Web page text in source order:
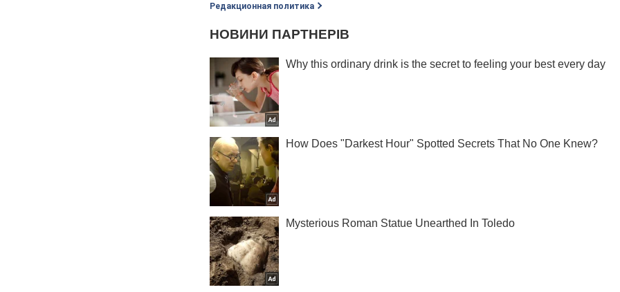
Редакционная политика